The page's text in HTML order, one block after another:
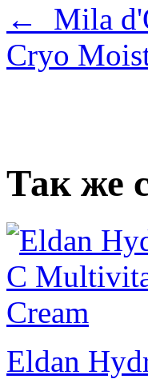
← Mila
Cryo
Так же
Eldan